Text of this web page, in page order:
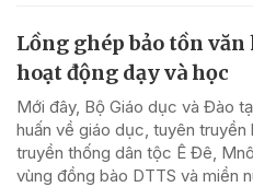
Lồng ghép bảo tồn
hoạt động dạy và học
Mới đây, Bộ Giáo dục và Đào
huấn về giáo dục, tuyên truyền
truyền thống dân tộc Ê Đê,
vùng đồng bào DTTS và miền